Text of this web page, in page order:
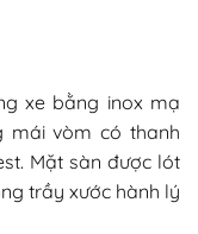
xe bằng inox mạ
mái vòm có thanh
Mặt sàn được lót
trầy xước hành lý